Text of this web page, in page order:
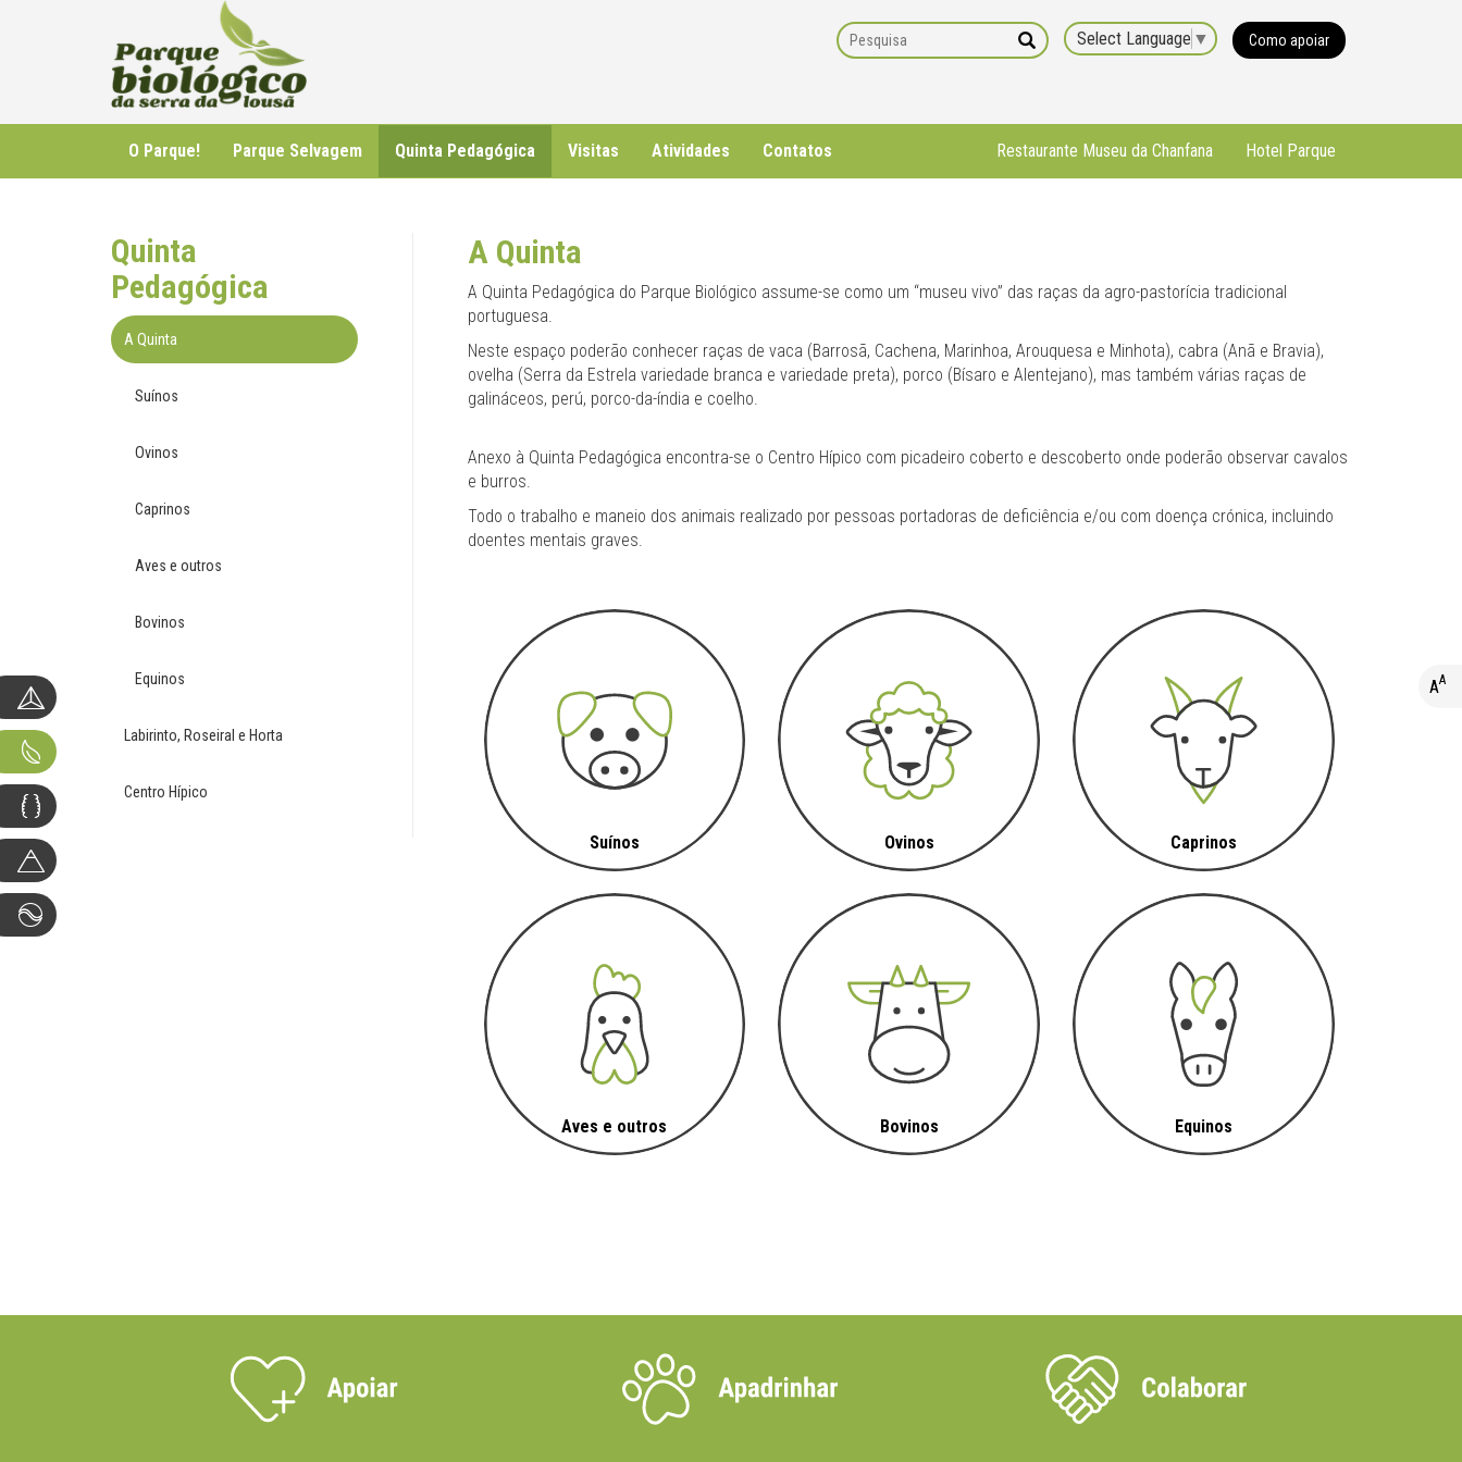
AA
Select Language ▼ Como apoiar
O Parque! Parque Selvagem Quinta Pedagógica Visitas Atividades Contatos Hotel Parque
Restaurante Museu da Chanfana
Quinta
Pedagógica
A Quinta
Suínos
Ovinos
Caprinos
Aves e outros
Bovinos
Equinos
Labirinto, Roseiral e Horta
Centro Hípico
A Quinta
A Quinta Pedagógica do Parque Biológico assume-se como um “museu vivo” das raças da agro-pastorícia tradicional
portuguesa.
Neste espaço poderão conhecer raças de vaca (Barrosã, Cachena, Marinhoa, Arouquesa e Minhota), cabra (Anã e Bravia),
ovelha (Serra da Estrela variedade branca e variedade preta), porco (Bísaro e Alentejano), mas também várias raças de
galináceos, perú, porco-da-índia e coelho.
Anexo à Quinta Pedagógica encontra-se o Centro Hípico com picadeiro coberto e descoberto onde poderão observar cavalos
e burros.
Todo o trabalho e maneio dos animais realizado por pessoas portadoras de deficiência e/ou com doença crónica, incluindo
doentes mentais graves.
Suínos Ovinos Caprinos
Aves e outros Bovinos Equinos